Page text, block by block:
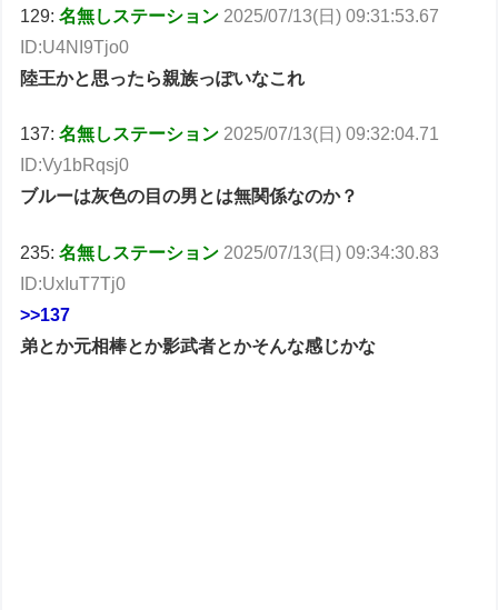
129:名無しステーション 2025/07/13(日) 09:31:53.67
ID:U4NI9Tjo0
陸王かと思ったら親族っぽいなこれ
137:名無しステーション 2025/07/13(日) 09:32:04.71
ID:Vy1bRqsj0
ブルーは灰色の目の男とは無関係なのか？
235:名無しステーション 2025/07/13(日) 09:34:30.83
ID:UxIuT7Tj0
>>137
弟とか元相棒とか影武者とかそんな感じかな